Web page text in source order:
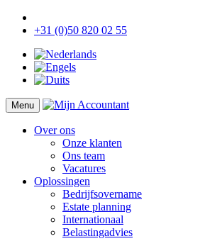
+31 (0)50 820 02 55
Menu
Over ons
Onze klanten
Ons team
Vacatures
Oplossingen
Bedrijfsovername
Estate planning
Internationaal
Belastingadvies